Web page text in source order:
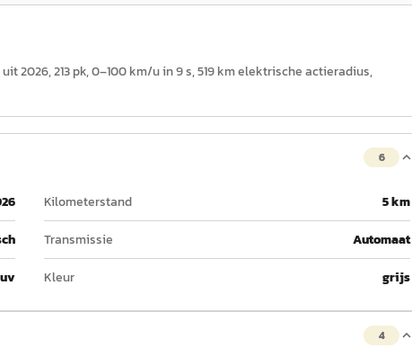
2026, 213 pk, 0–100 km/u in 9 s, 519 km elektrische actieradius,
6
Kilometerstand
5 km
Transmissie
Automaat
Kleur grijs
4